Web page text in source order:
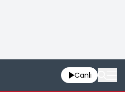
Canlı